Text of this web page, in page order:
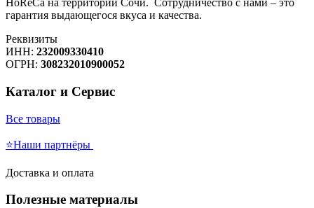
HoReCa на территории Сочи. Сотрудничество с нами – это
гарантия выдающегося вкуса и качества.
Реквизиты
ИНН: 232009330410
ОГРН: 308232010900052
Каталог и Сервис
Все товары
⭐Наши партнёры
Доставка и оплата
Полезные материалы